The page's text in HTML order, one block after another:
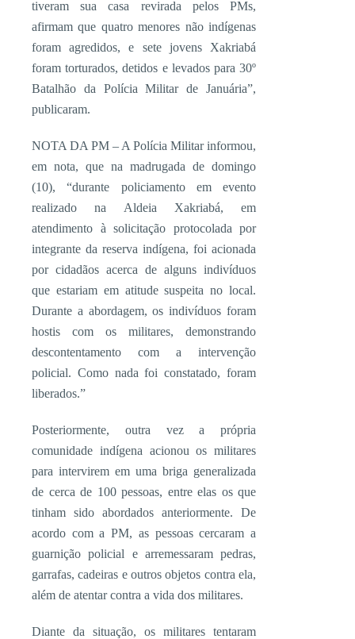
tiveram sua casa revirada pelos PMs,
afirmam que quatro menores não indígenas
foram agredidos, e sete jovens Xakriabá
foram torturados, detidos e levados para 30º
Batalhão da Polícia Militar de Januária”,
publicaram.
NOTA DA PM – A Polícia Militar informou,
em nota, que na madrugada de domingo
(10), “durante policiamento em evento
realizado na Aldeia Xakriabá, em
atendimento à solicitação protocolada por
integrante da reserva indígena, foi acionada
por cidadãos acerca de alguns indivíduos
que estariam em atitude suspeita no local.
Durante a abordagem, os indivíduos foram
hostis com os militares, demonstrando
descontentamento com a intervenção
policial. Como nada foi constatado, foram
liberados.”
Posteriormente, outra vez a própria
comunidade indígena acionou os militares
para intervirem em uma briga generalizada
de cerca de 100 pessoas, entre elas os que
tinham sido abordados anteriormente. De
acordo com a PM, as pessoas cercaram a
guarnição policial e arremessaram pedras,
garrafas, cadeiras e outros objetos contra ela,
além de atentar contra a vida dos militares.
Diante da situação, os militares tentaram